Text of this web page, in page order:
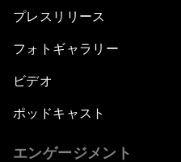
プレスリリース
フォトギャラリー
ビデオ
ポッドキャスト
エンゲージメント